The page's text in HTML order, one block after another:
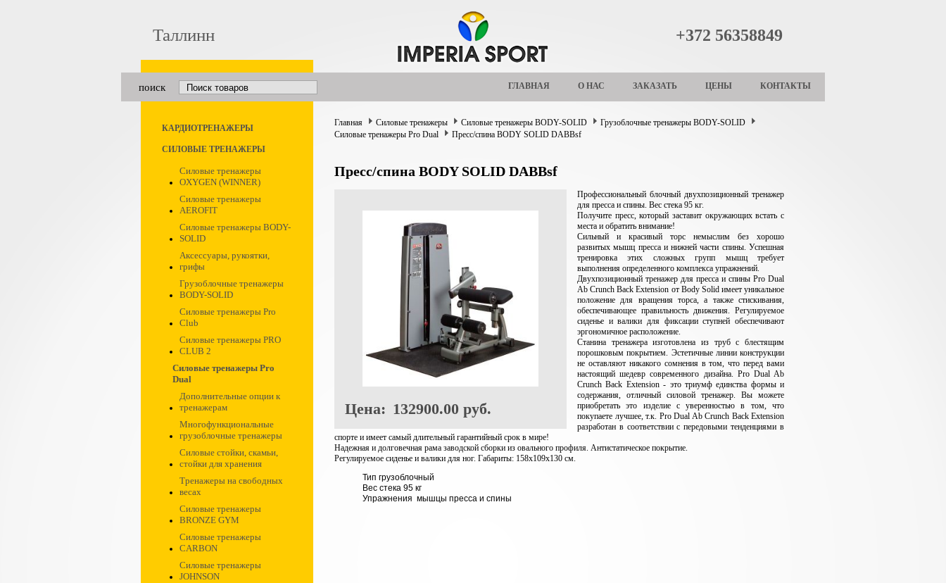
Таллинн +372 56358849
поиск ГЛАВНАЯ О НАС ЗАКАЗАТЬ ЦЕНЫ КОНТАКТЫ
КАРДИОТРЕНАЖЕРЫ
СИЛОВЫЕ ТРЕНАЖЕРЫ
Силовые тренажеры
OXYGEN (WINNER)
Силовые тренажеры
AEROFIT
Силовые тренажеры BODY-
SOLID
Аксессуары, рукоятки,
грифы
Грузоблочные тренажеры
BODY-SOLID
Силовые тренажеры Pro
Club
Силовые тренажеры PRO
CLUB 2
Силовые тренажеры Pro
Dual
Дополнительные опции к
тренажерам
Многофункциональные
грузоблочные тренажеры
Силовые стойки, скамьи,
стойки для хранения
Тренажеры на свободных
весах
Силовые тренажеры
BRONZE GYM
Силовые тренажеры
CARBON
Силовые тренажеры
JOHNSON
Главная Силовые тренажеры Силовые тренажеры BODY-SOLID
Грузоблочные тренажеры BODY-SOLID
Силовые тренажеры Pro Dual
Пресс/спина BODY SOLID DABBsf
Пресс/спина BODY SOLID DABBsf
Цена: 132900.00 руб.
Профессиональный блочный двухпозиционный тренажер
для пресса и спины. Вес стека 95 кг.
Получите пресс, который заставит окружающих встать с
места и обратить внимание!
Сильный и красивый торс немыслим без хорошо
развитых мышц пресса и нижней части спины. Успешная
тренировка этих сложных групп мышц требует
выполнения определенного комплекса упражнений.
Двухпозиционный тренажер для пресса и спины Pro Dual
Ab Crunch Back Extension от Body Solid имеет уникальное
положение для вращения торса, а также стискивания,
обеспечивающее правильность движения. Регулируемое
сиденье и валики для фиксации ступней обеспечивают
эргономичное расположение.
Станина тренажера изготовлена из труб с блестящим
порошковым покрытием. Эстетичные линии конструкции
не оставляют никакого сомнения в том, что перед вами
настоящий шедевр современного дизайна. Pro Dual Ab
Crunch Back Extension - это триумф единства формы и
содержания, отличный силовой тренажер. Вы можете
приобретать это изделие с уверенностью в том, что
покупаете лучшее, т.к. Pro Dual Ab Crunch Back Extension
разработан в соответствии с передовыми тенденциями в
спорте и имеет самый длительный гарантийный срок в мире!
Надежная и долговечная рама заводской сборки из овального профиля. Антистатическое покрытие.
Регулируемое сиденье и валики для ног. Габариты: 158х109х130 см.
Тип грузоблочный
Вес стека 95 кг
Упражнения мышцы пресса и спины